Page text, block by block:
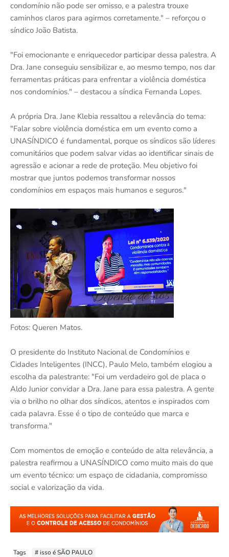
condomínio não pode ser omisso, e a palestra trouxe
caminhos claros para agirmos corretamente." – reforçou o
síndico João Batista.
"Foi emocionante e enriquecedor participar dessa palestra. A
Dra. Jane conseguiu sensibilizar e, ao mesmo tempo, nos dar
ferramentas práticas para enfrentar a violência doméstica
nos condomínios." – destacou a síndica Fernanda Lopes.
A própria Dra. Jane Klebia ressaltou a relevância do tema:
"Falar sobre violência doméstica em um evento como a
UNASÍNDICO é fundamental, porque os síndicos são líderes
comunitários que podem salvar vidas ao identificar sinais de
agressão e acionar a rede de proteção. Meu objetivo foi
mostrar que juntos podemos transformar nossos
condomínios em espaços mais humanos e seguros."
Fotos: Queren Matos.
O presidente do Instituto Nacional de Condomínios e
Cidades Inteligentes (INCC), Paulo Melo, também elogiou a
escolha da palestrante: "Foi um verdadeiro gol de placa o
Aldo Junior convidar a Dra. Jane para essa palestra. A gente
via o brilho no olhar dos síndicos, atentos e inspirados com
cada palavra. Esse é o tipo de conteúdo que marca e
transforma."
Com momentos de emoção e conteúdo de alta relevância, a
palestra reafirmou a UNASÍNDICO como muito mais do que
um evento técnico: um espaço de cidadania, compromisso
social e valorização da vida.
Tags # isso é SÃO PAULO